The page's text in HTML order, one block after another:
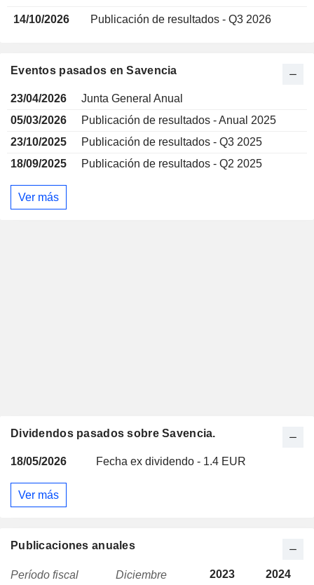
14/10/2026 Publicación de resultados - Q3 2026
Eventos pasados en Savencia
23/04/2026
Junta General Anual
05/03/2026
Publicación de resultados - Anual 2025
23/10/2025
Publicación de resultados - Q3 2025
18/09/2025
Publicación de resultados - Q2 2025
Ver más
Dividendos pasados sobre Savencia.
18/05/2026 Fecha ex dividendo - 1.4 EUR
Ver más
Publicaciones anuales
Período fiscal Diciembre 2023 2024